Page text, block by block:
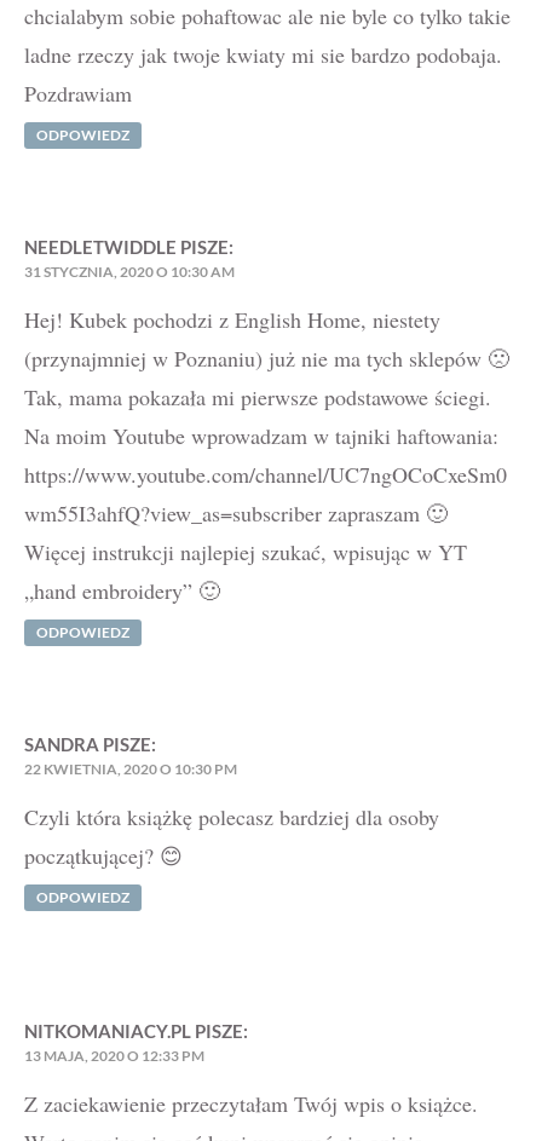
chcialabym sobie pohaftowac ale nie byle co tylko takie
ladne rzeczy jak twoje kwiaty mi sie bardzo podobaja.
Pozdrawiam
ODPOWIEDZ
NEEDLETWIDDLE PISZE:
31 STYCZNIA, 2020 O 10:30 AM
Hej! Kubek pochodzi z English Home, niestety
(przynajmniej w Poznaniu) już nie ma tych sklepów 🙁
Tak, mama pokazała mi pierwsze podstawowe ściegi.
Na moim Youtube wprowadzam w tajniki haftowania:
https://www.youtube.com/channel/UC7ngOCoCxeSm0
wm55I3ahfQ?view_as=subscriber zapraszam 🙂
Więcej instrukcji najlepiej szukać, wpisując w YT
„hand embroidery” 🙂
ODPOWIEDZ
SANDRA PISZE:
22 KWIETNIA, 2020 O 10:30 PM
Czyli która książkę polecasz bardziej dla osoby
początkującej? 😊
ODPOWIEDZ
NITKOMANIACY.PL PISZE:
13 MAJA, 2020 O 12:33 PM
Z zaciekawienie przeczytałam Twój wpis o książce.